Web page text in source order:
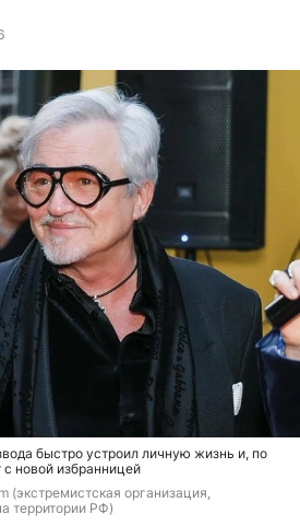
быстро устроил личную жизнь и, по
новой избранницей
(экстремистская организация,
территории РФ)